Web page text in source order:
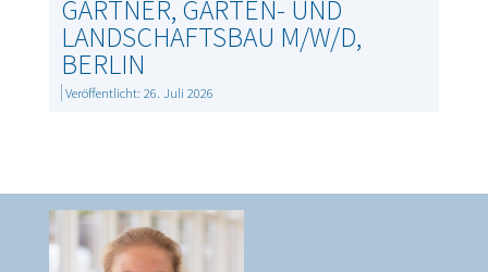
GÄRTNER, GARTEN- UND
LANDSCHAFTSBAU M/W/D,
BERLIN
Veröffentlicht: 26. Juli 2026